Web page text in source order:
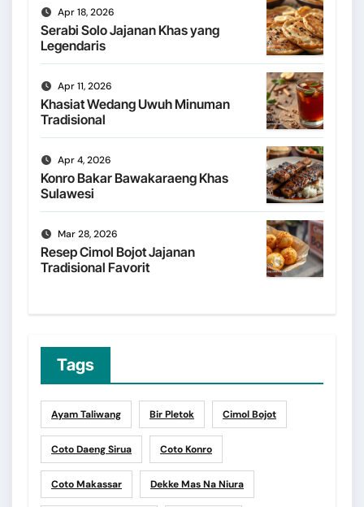
Apr 18, 2026
Serabi Solo Jajanan Khas yang
Legendaris
Apr 11, 2026
Khasiat Wedang Uwuh Minuman
Tradisional
Apr 4, 2026
Konro Bakar Bawakaraeng Khas
Sulawesi
Mar 28, 2026
Resep Cimol Bojot Jajanan
Tradisional Favorit
Tags
Ayam Taliwang Bir Pletok Cimol Bojot
Coto Daeng Sirua Coto Konro
Coto Makassar Dekke Mas Na Niura